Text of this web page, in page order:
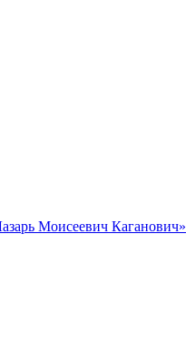
Моисеевич Каганович»